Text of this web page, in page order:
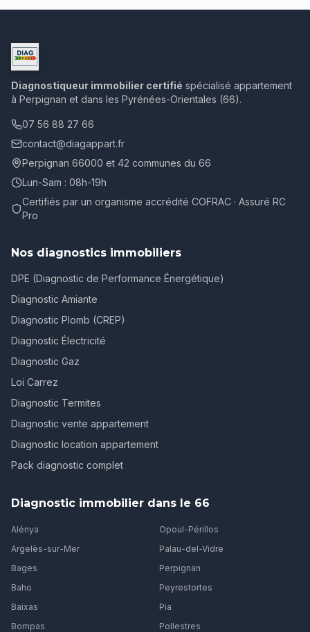
Diagnostiqueur immobilier certifié spécialisé appartement
à Perpignan et dans les Pyrénées-Orientales (66).
07 56 88 27 66
contact@diagappart.fr
Perpignan 66000 et 42 communes du 66
Lun-Sam : 08h-19h
Certifiés par un organisme accrédité COFRAC · Assuré RC
Pro
Nos diagnostics immobiliers
DPE (Diagnostic de Performance Énergétique)
Diagnostic Amiante
Diagnostic Plomb (CREP)
Diagnostic Électricité
Diagnostic Gaz
Loi Carrez
Diagnostic Termites
Diagnostic vente appartement
Diagnostic location appartement
Pack diagnostic complet
Diagnostic immobilier dans le 66
Alénya
Argelès-sur-Mer
Bages
Baho
Baixas
Bompas
Opoul-Périllos
Palau-del-Vidre
Perpignan
Peyrestortes
Pia
Pollestres